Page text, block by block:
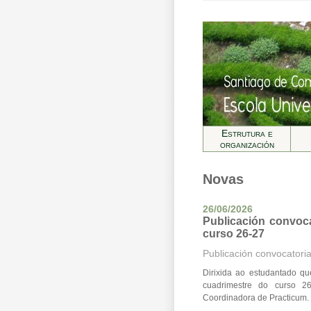
Estrutura e
organización
Novas
26/06/2026
Publicación
curso 26-27
Publicación
Dirixida ao estudantado
cuadrimestre do curso
Coordinadora de Practicum.